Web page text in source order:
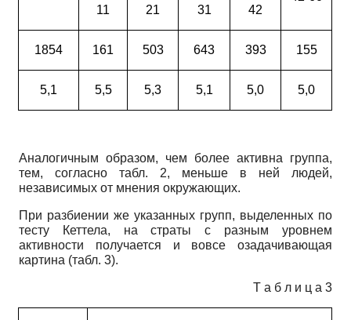
11
21
31
42
1854 161 503 643 393 155
5,1 5,5 5,3 5,1 5,0 5,0
Аналогичным образом, чем более активна группа,
тем, согласно табл. 2, меньше в ней людей,
независимых от мнения окружающих.
При разбиении же указанных групп, выделенных по
тесту Кеттела, на страты с разным уровнем
активности получается и вовсе озадачивающая
картина (табл. 3).
Т а б л и ц а 3